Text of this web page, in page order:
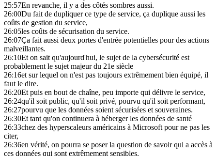
25:57En revanche, il y a des côtés sombres aussi.
26:00Du fait de dupliquer ce type de service, ça duplique aussi les
coûts de gestion du service,
26:05les coûts de sécurisation du service.
26:07Ça fait aussi deux portes d'entrée potentielles pour des actions
malveillantes.
26:10Et on sait qu'aujourd'hui, le sujet de la cybersécurité est
probablement le sujet majeur du 21e siècle
26:16et sur lequel on n'est pas toujours extrêmement bien équipé, il
faut le dire.
26:20Et puis en bout de chaîne, peu importe qui délivre le service,
26:24qu'il soit public, qu'il soit privé, pourvu qu'il soit performant,
26:27pourvu que les données soient sécurisées et souveraines.
26:30Et tant qu'on continuera à héberger les données de santé
26:33chez des hyperscaleurs américains à Microsoft pour ne pas les
citer,
26:36en vérité, on pourra se poser la question de savoir qui a accès à
ces données qui sont extrêmement sensibles.